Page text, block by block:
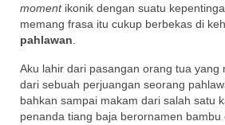
momentikonik dengan suatu
memang frasa itu cukup berbekas di
pahlawan.
Aku lahir dari pasangan orang tua yang
dari sebuah perjuangan seorang
bahkan sampai makam dari salah satu
penanda tiang baja berornamen